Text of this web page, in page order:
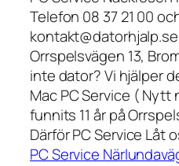
Telefon 08 37 21 00
Orrspelsvägen 13,
inte dator? Vi hjälper
Mac PC Service ( Nytt
funnits 11 år på
Därför PC Service Låt
PC Service